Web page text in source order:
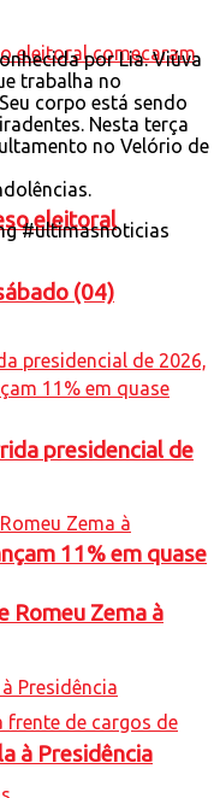
eleitoral
(04)
11% em quase
por Lia. Viúva
trabalha no
corpo está sendo
Nesta terça
no Velório de
#ultimasnoticias
presidencial de
Romeu Zema à
à Presidência